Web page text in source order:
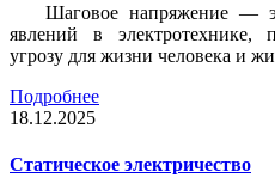
Шаговое напряжение —
явлений в электротехнике,
угрозу для жизни человека и
Подробнее
18.12.2025
Статическое электричество